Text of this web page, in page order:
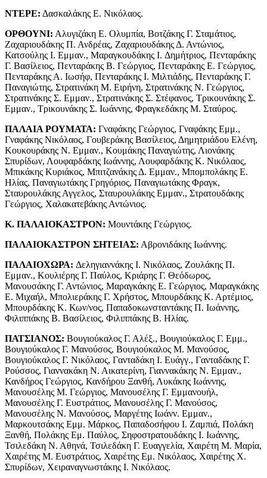
ΝΤΕΡΕ: Δασκαλάκης Ε. Νικόλαος.
ΟΡΘΟΥΝΙ: Αλυγιζάκη Ε. Ολυμπία, Βοτζάκης Γ. Σταμάτιος,
Ζαχαριουδάκης Π. Ανδρέας, Ζαχαριουδάκης Δ. Αντώνιος,
Κατσούλης I. Εμμαν., Μαραγκουδάκης I. Δημήτριος, Πενταράκης
Γ. Βασίλειος, Πενταράκης Β. Γεώργιος, Πενταράκης Ε. Γεώργιος,
Πενταράκης Α. Ιωσήφ, Πενταράκης I. Μιλτιάδης, Πενταράκης Γ.
Παναγιώτης, Στρατινάκη Μ. Ειρήνη, Στρατινάκης Ν. Γεώργιος,
Στρατινάκης Σ. Εμμαν., Στρατινάκης Σ. Στέφανος, Τρικουνάκης Σ.
Εμμαν., Τρικουνάκης Σ. Ιωάννης, Φραγκεδάκης Μ. Σταύρος.
ΠΑΛΑΙΑ ΡΟΥΜΑΤΑ: Γναφάκης Γεώργιος, Γναφάκης Εμμ.,
Γναφάκης Νικόλαος, Γουβεράκης Βασίλειος, Δημητριάδου Ελένη,
Κουκουράκης Ν. Εμμαν., Κουμάκης Παναγιώτης, Λιονάκης
Σπυρίδων, Λουφαρδάκης Ιωάννης, Λουφαρδάκης Κ. Νικόλαος,
Μπικάκης Κυριάκος, Μπιτζανάκης Δ. Εμμαν., Μπομπολάκης Ε.
Ηλίας, Παναγιωτάκης Γρηγόριος, Παναγιωτάκης Φραγκ,
Σταυρουλάκης Αγγελος, Σταυρουλάκης Εμμαν., Στρατουδάκης
Γεώργιος, Χαλακατεβάκης Αντώνιος.
Κ. ΠΑΛΑΙΟΚΑΣΤΡΟΝ: Μουντάκης Γεώργιος.
ΠΑΛΑΙΟΚΑΣΤΡΟΝ ΣΗΤΕΙΑΣ: Αβρονιδάκης Ιωάννης.
ΠΑΛΑΙΟΧΩΡΑ: Δεληγιαννάκης I. Νικόλαος, Ζουλάκης Π.
Εμμαν., Κουλιέρης Γ. Παύλος, Κριάρης Γ. Θεόδωρος,
Μανουσάκης Γ. Αντώνιος, Μαραγκάκης Ε. Γεώργιος, Μαραγκάκης
Ε. Μιχαήλ, Μπολιεράκης Γ. Χρήστος, Μπουρδάκης Κ. Αρτέμιος,
Μπουρδάκης Κ. Κων/νος, Παπαδοκωνσταντάκης Π. Ιωάννης,
Φιλιππάκης Β. Βασίλειος, Φιλιππάκης Β. Ηλίας.
ΠΑΤΣΙΑΝΟΣ: Βουγιούκαλος Γ. Αλέξ., Βουγιούκαλος Γ. Εμμ.,
Βουγιούκαλος Γ. Μανούσος, Βουγιούκαλος Μ. Μανούσος,
Βουγιούκαλος Γ. Νικόλαος, Γανταδάκη I. Ευάγγ., Γανταδάκης Γ.
Ρούσσος, Γιαννακάκη Ν. Αικατερίνη, Γιαννακάκης Ν. Εμμαν.,
Κανδήρος Γεώργιος, Κανδήρου Ξανθή, Λυκάκης Ιωάννης,
Μανουσέλης Μ. Γεώργιος, Μανουσέλης Γ. Εμμανουήλ,
Μανουσέλης Γ. Ευστράτιος, Μανουσέλης Γ. Μανούσος,
Μανουσέλης Ν. Μανούσος, Μαργέτης Ιωάνν. Εμμαν.,
Μαρκουτσάκης Εμμ. Μάρκος, Παπαδοσήφου I. Ζαμπιά, Πολάκη
Ξανθή, Πολάκης Εμ. Παύλος, Σηφοστρατουδάκης I. Ιωάννης,
Τσιλεδάκη Ν. Αθηνά, Τσιλεδάκη Γ. Ευαγγελία, Χαιρέτη Μ. Μαρία,
Χαιρέτης Μ. Ευστράτιος, Χαιρέτης Εμ. Νικόλαος, Χαιρέτης Χ.
Σπυρίδων, Χειραναγνωστάκης I. Νικόλαος.